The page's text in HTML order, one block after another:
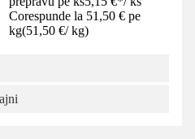
Corespunde la 51,50 € pe
kg(51,50 €/ kg)